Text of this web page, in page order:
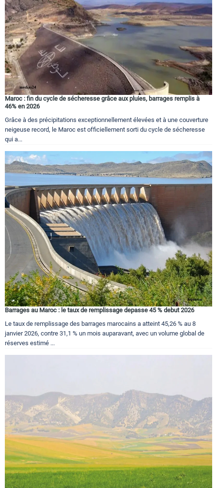
Maroc : fin du cycle de sécheresse grâce aux pluies, barrages remplis à
46% en 2026
Grâce à des précipitations exceptionnellement élevées et à une couverture
neigeuse record, le Maroc est officiellement sorti du cycle de sécheresse
qui a...
Barrages au Maroc : le taux de remplissage depasse 45 % debut 2026
Le taux de remplissage des barrages marocains a atteint 45,26 % au 8
janvier 2026, contre 31,1 % un mois auparavant, avec un volume global de
réserves estimé ...